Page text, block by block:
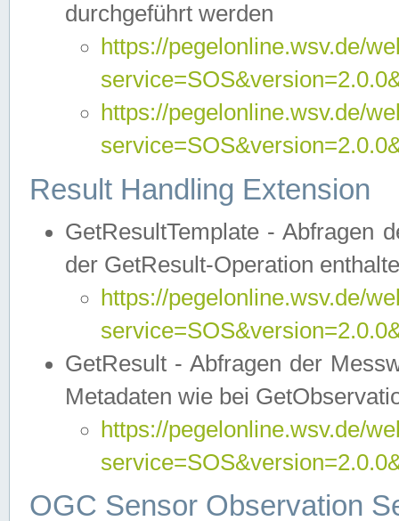
durchgeführt werden
https://pegelonline.wsv.de/
https://pegelonline.wsv.de/
Result Handling Extension
GetResultTemplate - Abfragen
der GetResult-Operation
https://pegelonline.wsv.de/
GetResult - Abfragen der
Metadaten wie bei
https://pegelonline.wsv.de/
OGC Sensor Observation